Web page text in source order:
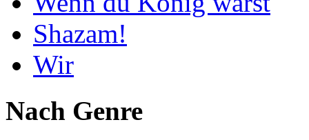
Shazam!
Wir
Nach Genre